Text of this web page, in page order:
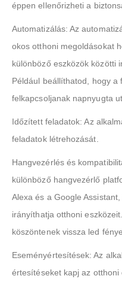
éppen ellenőrizheti a
Automatizálás: Az
okos otthoni megoldásokat
különböző eszközök közötti
Például beállíthatod, hogy a
felkapcsoljanak napnyugta
Időzített feladatok: Az
feladatok létrehozását.
Hangvezérlés és
különböző hangvezérlő
Alexa és a Google
irányíthatja otthoni
köszöntenek vissza led
Eseményértesítések: Az
értesítéseket kapj az